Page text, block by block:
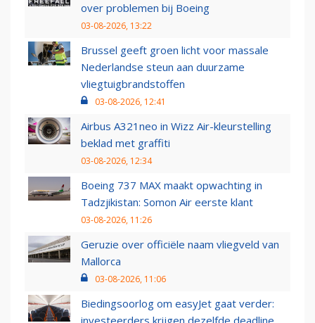
over problemen bij Boeing
03-08-2026, 13:22
Brussel geeft groen licht voor massale
Nederlandse steun aan duurzame
vliegtuigbrandstoffen
03-08-2026, 12:41
Airbus A321neo in Wizz Air-kleurstelling
beklad met graffiti
03-08-2026, 12:34
Boeing 737 MAX maakt opwachting in
Tadzjikistan: Somon Air eerste klant
03-08-2026, 11:26
Geruzie over officiële naam vliegveld van
Mallorca
03-08-2026, 11:06
Biedingsoorlog om easyJet gaat verder: